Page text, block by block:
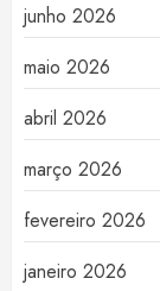
junho 2026
maio 2026
abril 2026
março 2026
fevereiro 2026
janeiro 2026